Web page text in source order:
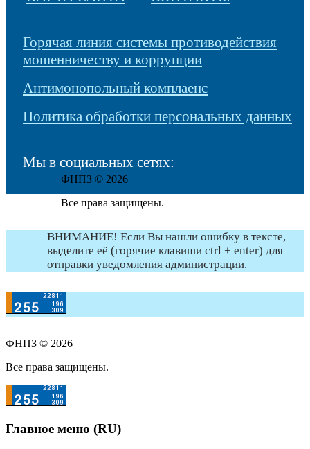
Горячая линия системы противодействия
мошенничеству и коррупции
Антимонопольный комплаенс
Политика обработки персональных данных
Мы в социальных сетях:
ФНПЗ © 2026
Все права защищены.
ВНИМАНИЕ! Если Вы нашли ошибку в тексте,
выделите её (горячие клавиши ctrl + enter) для
отправки уведомления администрации.
ФНПЗ © 2026
Все права защищены.
Главное меню (RU)